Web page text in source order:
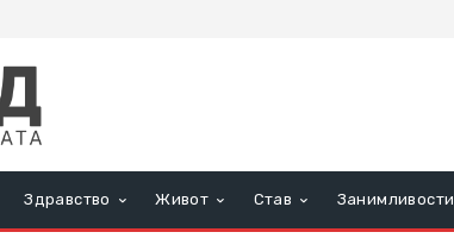
Здравство Живот Став Занимливости